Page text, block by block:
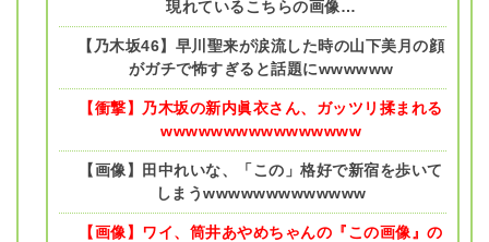
現れているこちらの画像…
【乃木坂46】早川聖来が涙流した時の山下美月の顔
がガチで怖すぎると話題にwwwwww
【衝撃】乃木坂の新内眞衣さん、ガッツリ揉まれる
wwwwwwwwwwwwwwww
【画像】田中れいな、「この」格好で新宿を歩いて
しまうwwwwwwwwwwwww
【画像】ワイ、筒井あやめちゃんの『この画像』の